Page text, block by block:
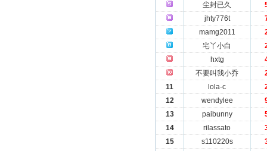
尘封已久
jhty776t
mamg2011
宅丫小白
hxtg
不要叫我小乔
11
lola-c
12
wendylee
13
paibunny
14
rilassato
15
s110220s